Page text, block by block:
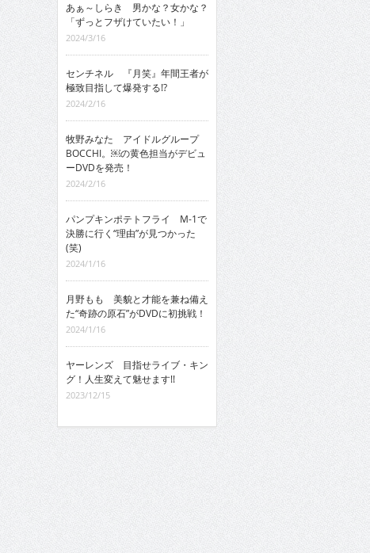
あぁ～しらき 男かな？女かな？
「ずっとフザけていたい！」
2024/3/16
センチネル 『月笑』年間王者が
極致目指して爆発する!?
2024/2/16
牧野みなた アイドルグループ
BOCCHI。￼の黄色担当がデビュ
ーDVDを発売！
2024/2/16
パンプキンポテトフライ M-1で
決勝に行く“理由”が見つかった
(笑)
2024/1/16
月野もも 美貌と才能を兼ね備え
た“奇跡の原石”がDVDに初挑戦！
2024/1/16
ヤーレンズ 目指せライブ・キン
グ！人生変えて魅せます!!
2023/12/15